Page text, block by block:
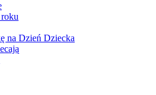
na Dzień Dziecka